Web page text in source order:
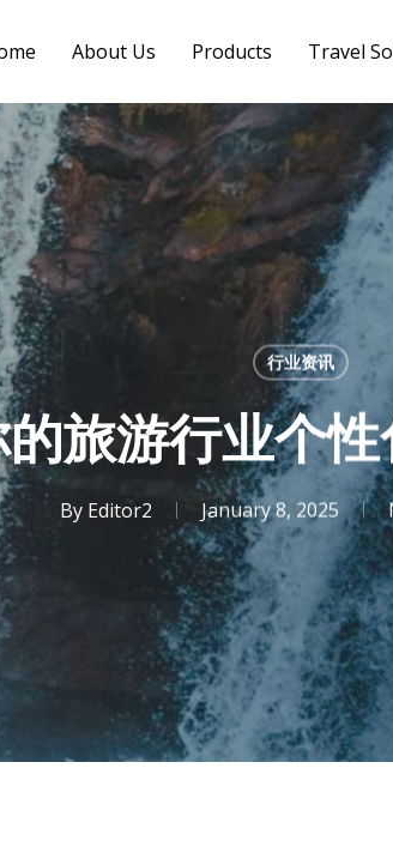
About Us Products Travel
行业资讯
旅游行业个
By Editor2 January 8, 2025